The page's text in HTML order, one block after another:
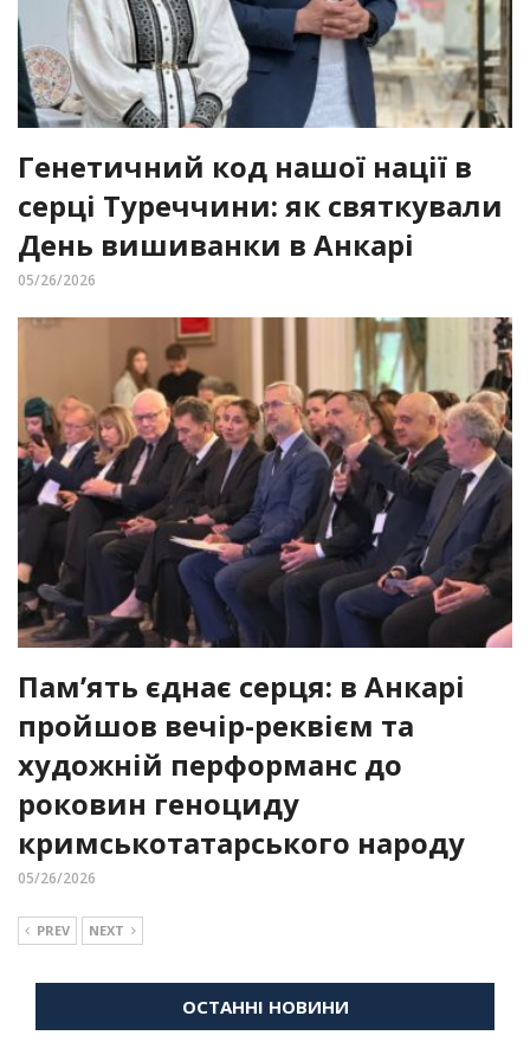
Генетичний код нашої нації в
серці Туреччини: як святкували
День вишиванки в Анкарі
05/26/2026
Пам’ять єднає серця: в Анкарі
пройшов вечір-реквієм та
художній перформанс до
роковин геноциду
кримськотатарського народу
05/26/2026
PREV NEXT
ОСТАННІ НОВИНИ